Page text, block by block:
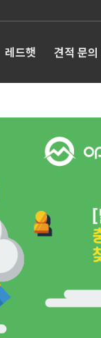
레드햇 견적 문의